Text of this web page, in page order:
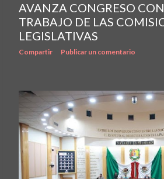
AVANZA CONGRESO
TRABAJO DE LAS
LEGISLATIVAS
Compartir Publicar un comentario